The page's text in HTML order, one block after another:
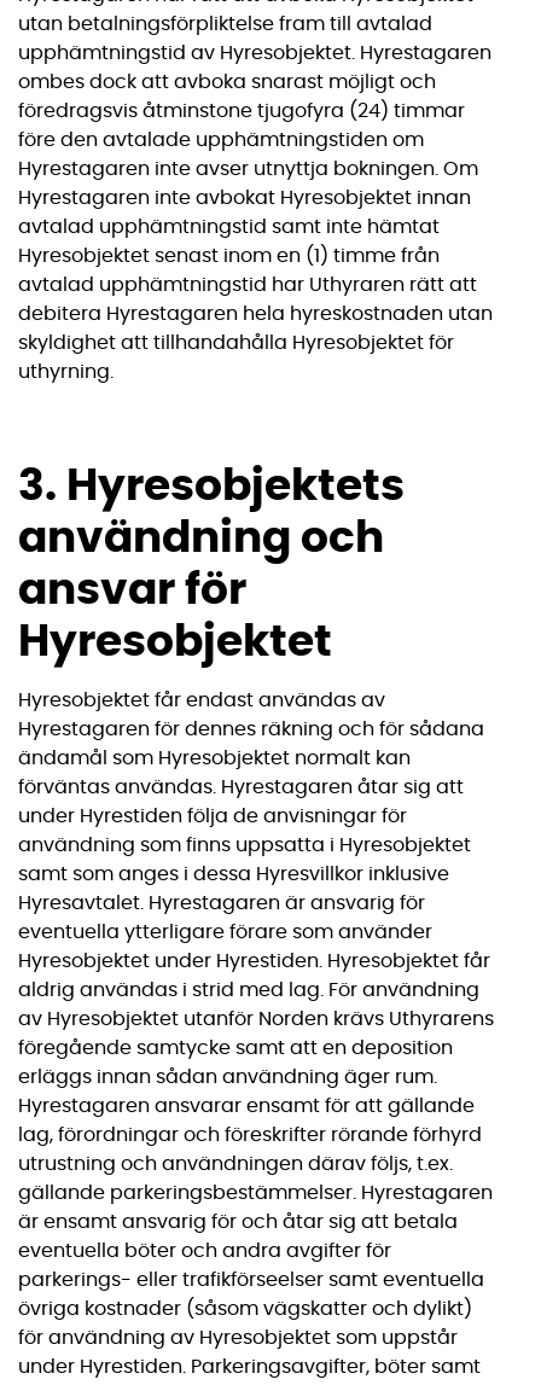
utan betalningsförpliktelse fram till avtalad
upphämtningstid av Hyresobjektet. Hyrestagaren
ombes dock att avboka snarast möjligt och
föredragsvis åtminstone tjugofyra (24) timmar
före den avtalade upphämtningstiden om
Hyrestagaren inte avser utnyttja bokningen. Om
Hyrestagaren inte avbokat Hyresobjektet innan
avtalad upphämtningstid samt inte hämtat
Hyresobjektet senast inom en (1) timme från
avtalad upphämtningstid har Uthyraren rätt att
debitera Hyrestagaren hela hyreskostnaden utan
skyldighet att tillhandahålla Hyresobjektet för
uthyrning.
3. Hyresobjektets
användning och
ansvar för
Hyresobjektet
Hyresobjektet får endast användas av
Hyrestagaren för dennes räkning och för sådana
ändamål som Hyresobjektet normalt kan
förväntas användas. Hyrestagaren åtar sig att
under Hyrestiden följa de anvisningar för
användning som finns uppsatta i Hyresobjektet
samt som anges i dessa Hyresvillkor inklusive
Hyresavtalet. Hyrestagaren är ansvarig för
eventuella ytterligare förare som använder
Hyresobjektet under Hyrestiden. Hyresobjektet får
aldrig användas i strid med lag. För användning
av Hyresobjektet utanför Norden krävs Uthyrarens
föregående samtycke samt att en deposition
erläggs innan sådan användning äger rum.
Hyrestagaren ansvarar ensamt för att gällande
lag, förordningar och föreskrifter rörande förhyrd
utrustning och användningen därav följs, t.ex.
gällande parkeringsbestämmelser. Hyrestagaren
är ensamt ansvarig för och åtar sig att betala
eventuella böter och andra avgifter för
parkerings- eller trafikförseelser samt eventuella
övriga kostnader (såsom vägskatter och dylikt)
för användning av Hyresobjektet som uppstår
under Hyrestiden. Parkeringsavgifter, böter samt